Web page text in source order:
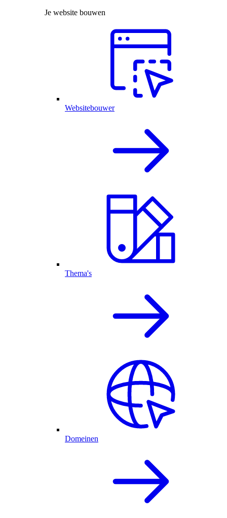
Je website bouwen
Websitebouwer
Thema's
Domeinen